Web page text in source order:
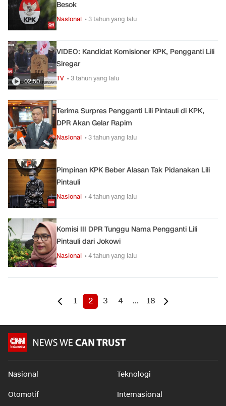
Besok
Nasional • 3 tahun yang lalu
02:50
VIDEO: Kandidat Komisioner KPK, Pengganti Lili
Siregar
TV • 3 tahun yang lalu
Terima Surpres Pengganti Lili Pintauli di KPK,
DPR Akan Gelar Rapim
Nasional • 3 tahun yang lalu
Pimpinan KPK Beber Alasan Tak Pidanakan Lili
Pintauli
Nasional • 4 tahun yang lalu
Komisi III DPR Tunggu Nama Pengganti Lili
Pintauli dari Jokowi
Nasional • 4 tahun yang lalu
1 2 3 4 ... 18
Nasional Teknologi
Otomotif Internasional